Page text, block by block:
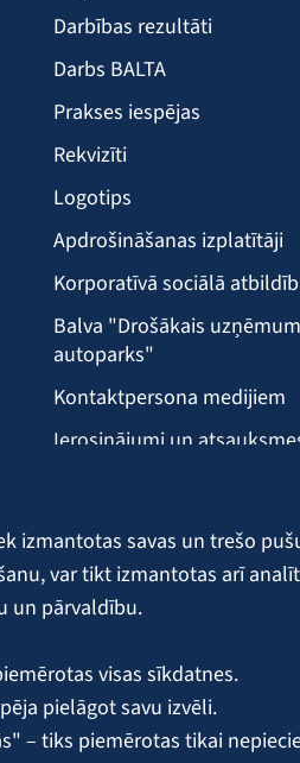
izmantotas savas un trešo
var tikt izmantotas arī
un pārvaldību.
visas sīkdatnes.
pielāgot savu izvēli.
– tiks piemērotas tikai
Darbības rezultāti
Darbs BALTA
Prakses iespējas
Rekvizīti
Logotips
Apdrošināšanas izplatītāji
Korporatīvā sociālā
Balva "Drošākais
autoparks"
Kontaktpersona medijiem
Ierosinājumi un